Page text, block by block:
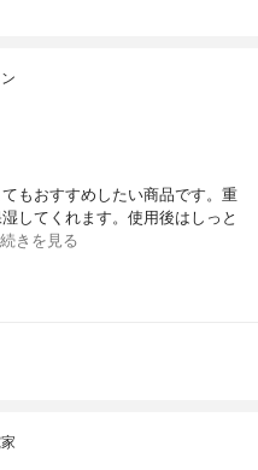
もおすすめしたい商品です。重
してくれます。使用後はしっと
続きを見る